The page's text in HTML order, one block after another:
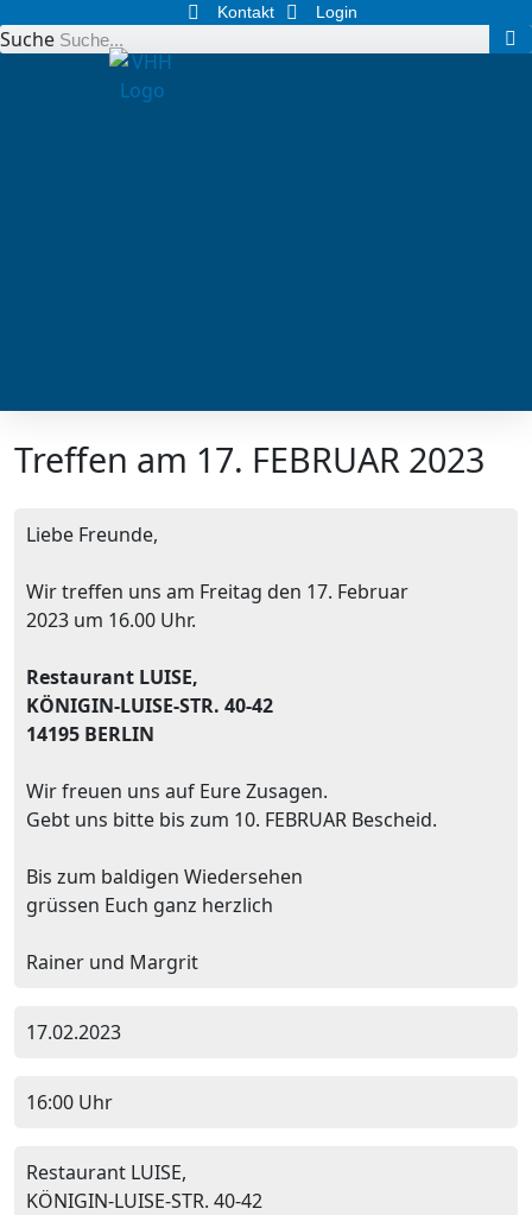
Kontakt Login
Suche
Treffen am 17. FEBRUAR 2023
Liebe Freunde,
Wir treffen uns am Freitag den 17. Februar
2023 um 16.00 Uhr.
Restaurant LUISE,
KÖNIGIN-LUISE-STR. 40-42
14195 BERLIN
Wir freuen uns auf Eure Zusagen.
Gebt uns bitte bis zum 10. FEBRUAR Bescheid.
Bis zum baldigen Wiedersehen
grüssen Euch ganz herzlich
Rainer und Margrit
17.02.2023
16:00 Uhr
Restaurant LUISE,
KÖNIGIN-LUISE-STR. 40-42